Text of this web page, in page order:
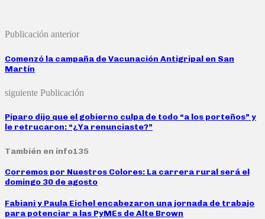
Publicación anterior
Comenzó la campaña de Vacunación Antigripal en San
Martín
siguiente Publicación
Piparo dijo que el gobierno culpa de todo “a los porteños” y
le retrucaron: “¿Ya renunciaste?”
También en info135
Corremos por Nuestros Colores: La carrera rural será el
domingo 30 de agosto
Fabiani y Paula Eichel encabezaron una jornada de trabajo
para potenciar a las PyMEs de Alte Brown